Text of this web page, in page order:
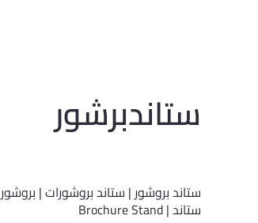
ستاندبرشور
ستاند بروشور | ستاند بروشورات | بروشور
ستاند | Brochure Stand